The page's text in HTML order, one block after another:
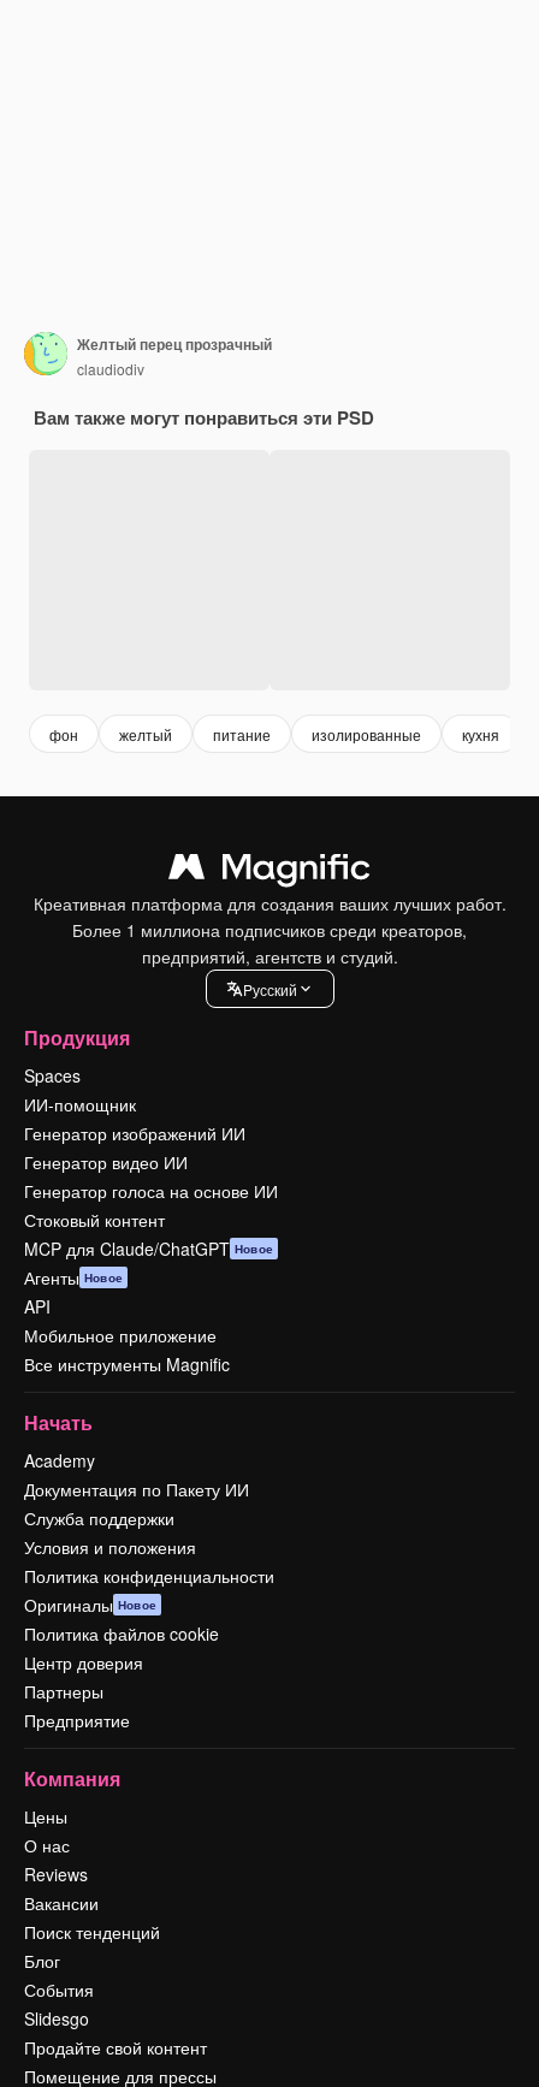
Желтый перец прозрачный
claudiodiv
Вам также могут понравиться эти PSD
фон желтый питание изолированные кухня
Креативная платформа для создания ваших лучших работ.
Более 1 миллиона подписчиков среди креаторов,
предприятий, агентств и студий.
Pусский
Продукция
Spaces
ИИ-помощник
Генератор изображений ИИ
Генератор видео ИИ
Генератор голоса на основе ИИ
Стоковый контент
MCP для Claude/ChatGPT Новое
Агенты Новое
API
Мобильное приложение
Все инструменты Magnific
Начать
Academy
Документация по Пакету ИИ
Служба поддержки
Условия и положения
Политика конфиденциальности
Оригиналы Новое
Политика файлов cookie
Центр доверия
Партнеры
Предприятие
Компания
Цены
О нас
Reviews
Вакансии
Поиск тенденций
Блог
События
Slidesgo
Продайте свой контент
Помещение для прессы